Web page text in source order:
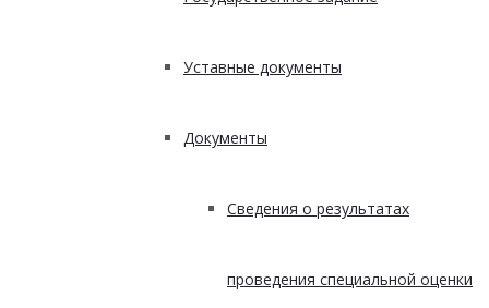
Уставные документы
Документы
Сведения о результатах
проведения специальной оценки